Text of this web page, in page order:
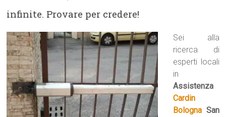
infinite. Provare per credere!
Sei alla
ricerca di
esperti locali
in
Assistenza
Cardin
Bologna San